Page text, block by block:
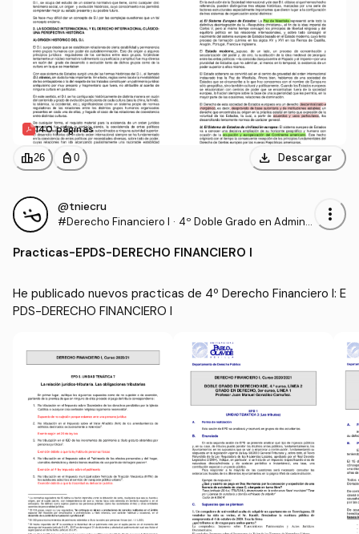
140 páginas
leaderboard26 personal_bag 0 download Descargar
@tniecru
#Derecho Financiero I · 4º Doble Grado en Adminis
resas y Derecho (UPO)
more_vert
Practicas-EPDS-DERECHO FINANCIERO I
He publicado nuevos practicas de 4º Derecho Financiero I: E
PDS-DERECHO FINANCIERO I